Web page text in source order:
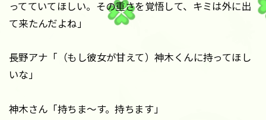
ってていてほしい。その重さを覚悟して、キミは外に出
て来たんだよね」
長野アナ「（もし彼女が甘えて）神木くんに持ってほし
いな」
神木さん「持ちま〜す。持ちます」